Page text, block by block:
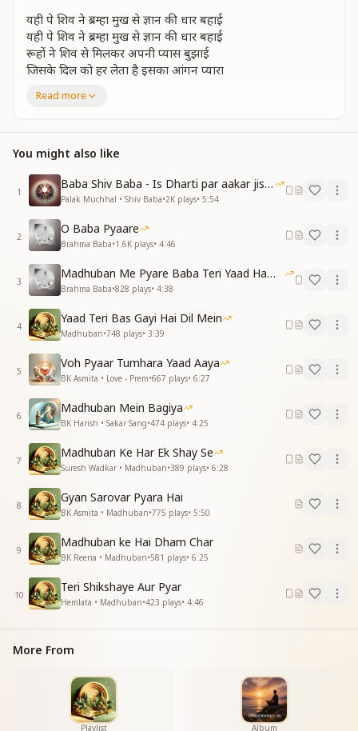
यही पे शिव ने ब्रम्हा मुख से ज्ञान की धार बहाई
यही पे शिव ने ब्रम्हा मुख से ज्ञान की धार बहाई
रूहों ने शिव से मिलकर अपनी प्यास बुझाई
जिसके दिल को हर लेता है इसका आंगन प्यारा
इस धरती पर सबसे पावन मधुबन तीर्थ है न्यारा
इस पावन धरती पर आकर मन निर्मल हो। जाता
इस पावन धरती पर आकर मन निर्मल हो। जाता
दुविधा में फंसे प्राणी को सुंदर हल मिल जाता
सबकी चिंता हर लेता है मधुबन प्यारा प्यारा
इस धरती पर सबसे पावन मधुबन तीर्थ है न्यारा
इस धरती पर सबसे पावन मधुबन तीर्थ है न्यारा
सारे जगको पावन करने गूंज रहा शिव का नारा
इस धरती पर सबसे पावन मधुबन तीर्थ है न्यारा
इस धरती पर सबसे पावन मधुबन तीर्थ है न्यारा
इस धरती पर सबसे पावन मधुबन तीर्थ है न्यारा
—----------------------------------------
Read more
You might also like
1
Baba Shiv Baba - Is Dharti par aakar jisne
Palak Muchhal • Shiv Baba•2K plays• 5:54
2
O Baba Pyaare
Brahma Baba•1.6K plays• 4:46
3
Madhuban Me Pyare Baba Teri Yaad Hamko Aaye
Brahma Baba•828 plays• 4:38
4
Yaad Teri Bas Gayi Hai Dil Mein
Madhuban•748 plays• 3:39
5
Voh Pyaar Tumhara Yaad Aaya
BK Asmita • Love - Prem•667 plays• 6:27
6
Madhuban Mein Bagiya
BK Harish • Sakar Sang•474 plays• 4:25
7
Madhuban Ke Har Ek Shay Se
Suresh Wadkar • Madhuban•389 plays• 6:28
8
Gyan Sarovar Pyara Hai
BK Asmita • Madhuban•775 plays• 5:50
9
Madhuban ke Hai Dham Char
BK Reena • Madhuban•581 plays• 6:25
10
Teri Shikshaye Aur Pyar
Hemlata • Madhuban•423 plays• 4:46
More From
Playlist Album